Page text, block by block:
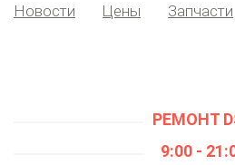
Новости
Цены Запчасти
РЕМОНТ
9:00 -